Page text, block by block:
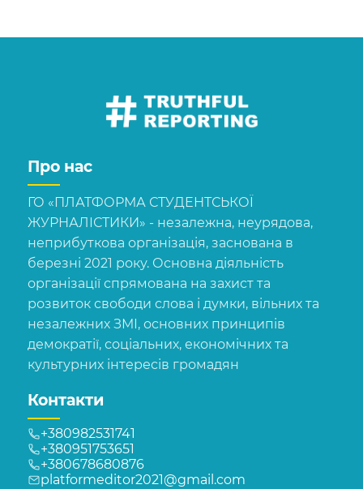
Про нас
ГО «ПЛАТФОРМА СТУДЕНТСЬКОЇ
ЖУРНАЛІСТИКИ» - незалежна, неурядова,
неприбуткова організація, заснована в
березні 2021 року. Основна діяльність
організації спрямована на захист та
розвиток свободи слова і думки, вільних та
незалежних ЗМІ, основних принципів
демократії, соціальних, економічних та
культурних інтересів громадян
Контакти
+380982531741
+380951753651
+380678680876
platformeditor2021@gmail.com